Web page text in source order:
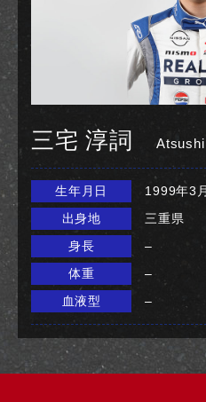
三宅 淳詞
生年月日
1999年3
出身地
三重県
身長
–
体重
–
血液型
–